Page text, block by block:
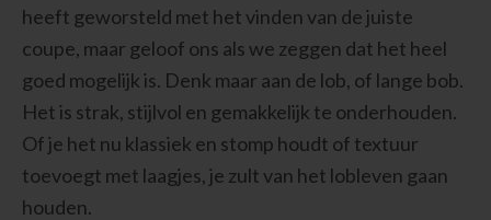
heeft geworsteld met het vinden van de juiste
coupe, maar geloof ons als we zeggen dat het heel
goed mogelijk is. Denk maar aan de lob, of lange bob.
Het is strak, stijlvol en gemakkelijk te onderhouden.
Of je het nu klassiek en stomp houdt of textuur
toevoegt met laagjes, je zult van het lobleven gaan
houden.